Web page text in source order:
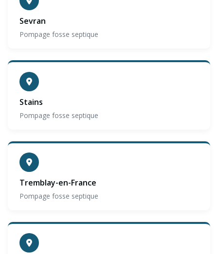
Sevran
Pompage fosse septique
Stains
Pompage fosse septique
Tremblay-en-France
Pompage fosse septique